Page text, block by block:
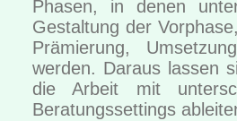
Phasen, in denen
Gestaltung der
Prämierung,
werden. Daraus lassen
die Arbeit mit
Beratungssettings